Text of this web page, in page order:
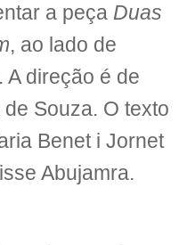
a peça Duas
, ao lado de
A direção é de
Souza. O texto
Benet i Jornet
Abujamra.